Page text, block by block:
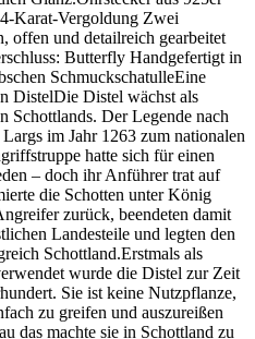
Karat-Vergoldung Zwei
offen und detailreich gearbeitet
Butterfly Handgefertigt in
SchmuckschatulleEine
DistelDie Distel wächst als
Schottlands. Der Legende nach
im Jahr 1263 zum nationalen
hatte sich für einen
– doch ihr Anführer trat auf
die Schotten unter König
zurück, beendeten damit
Landesteile und legten den
Schottland.Erstmals als
wurde die Distel zur Zeit
Sie ist keine Nutzpflanze,
zu greifen und auszureißen
das machte sie in Schottland zu